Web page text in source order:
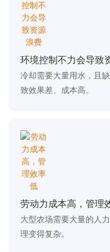
环境控制不力会导致
冷却需要大量用水，且
致效果差、成本高。
劳动力成本高，管理
大型农场需要大量的人
理变得复杂。